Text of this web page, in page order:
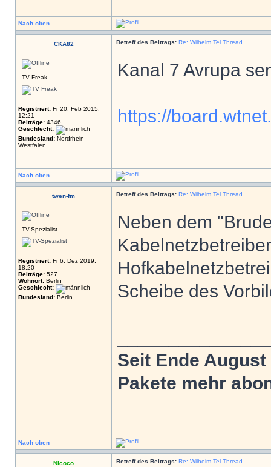
Nach oben
CKA82 Betreff des Beitrags: Re: Wilhelm.Tel Thread
TV Freak
Registriert: Fr 20. Feb 2015,
12:21
Beiträge: 4346
Geschlecht:
Bundesland: Nordrhein-
Westfalen
Kanal 7 Avrupa
https://
Nach oben
twen-fm Betreff des Beitrags: Re: Wilhelm.Tel Thread
TV-Spezialist
Registriert: Fr 6. Dez 2019,
18:20
Beiträge: 527
Wohnort: Berlin
Geschlecht:
Bundesland: Berlin
Neben dem
Scheibe des
Seit Ende
Pakete mehr
Nach oben
Nicoco Betreff des Beitrags: Re: Wilhelm.Tel Thread